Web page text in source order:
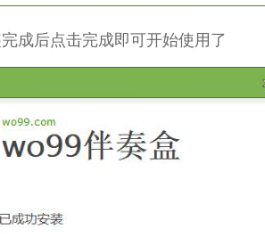
成后点击完成即可开始使用了